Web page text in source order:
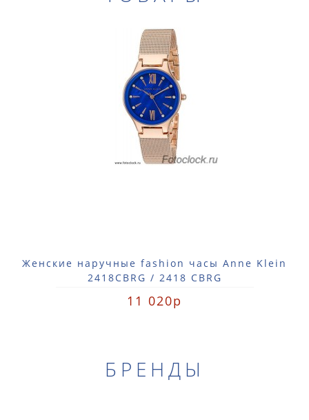
Женские наручные fashion часы Anne Klein
2418CBRG / 2418 CBRG
11 020р
БРЕНДЫ